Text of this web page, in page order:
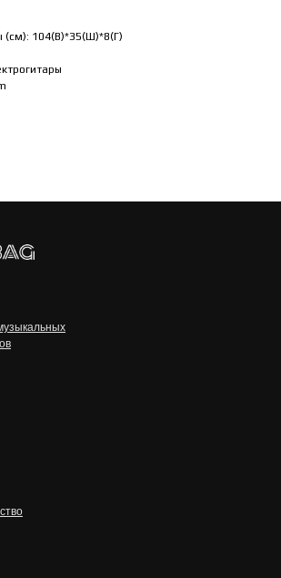
(см): 104(В)*35(Ш)*8(Г)